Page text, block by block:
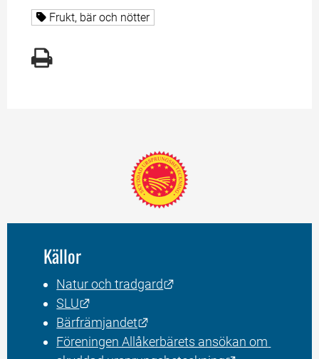
Alla sidor taggade med
Frukt, bär och nötter
Källor
Natur och tradgard
SLU
Bärfrämjandet
Föreningen Allåkerbärets ansökan om